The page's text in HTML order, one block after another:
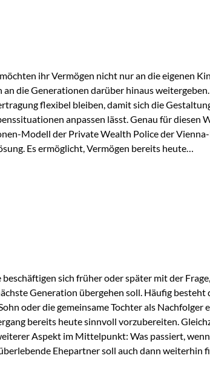
ihr Vermögen nicht nur an die eigenen
an die Generationen darüber hinaus
flexibel bleiben, damit sich die
anpassen lässt. Genau für diesen
Modell der Private Wealth Police der
Es ermöglicht, Vermögen bereits heute
Stellen Sie sich folgende Familie vor: Die
beschäftigen sich früher oder später mit der
Generation übergehen soll. Häufig besteht
oder die gemeinsame Tochter als Nachfolger
bereits heute sinnvoll vorzubereiten.
Aspekt im Mittelpunkt: Was passiert,
Ehepartner soll auch dann weiterhin